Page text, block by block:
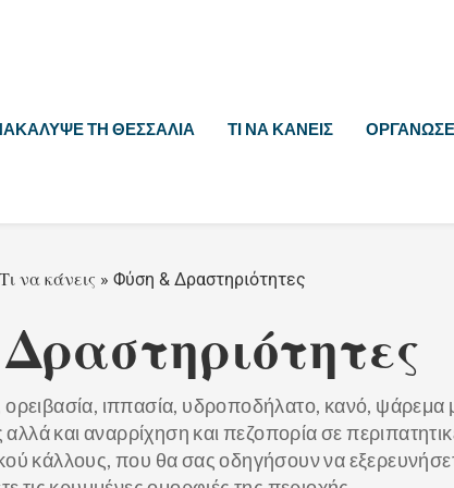
ΤΗ ΘΕΣΣΑΛΊΑ ΤΙ ΝΑ ΚΆΝΕΙΣ ΟΡΓΆΝΩΣΕ
Τι να κάνεις » Φύση & Δραστηριότητες
ιππασία, υδροποδήλατο, κανό, ψάρεμα
και αναρρίχηση και πεζοπορία σε
κάλλους, που θα σας οδηγήσουν να